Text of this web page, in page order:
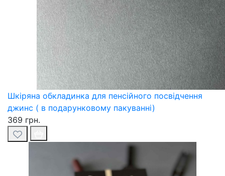
Шкіряна обкладинка для пенсійного посвідчення
джинс ( в подарунковому пакуванні)
369 грн.